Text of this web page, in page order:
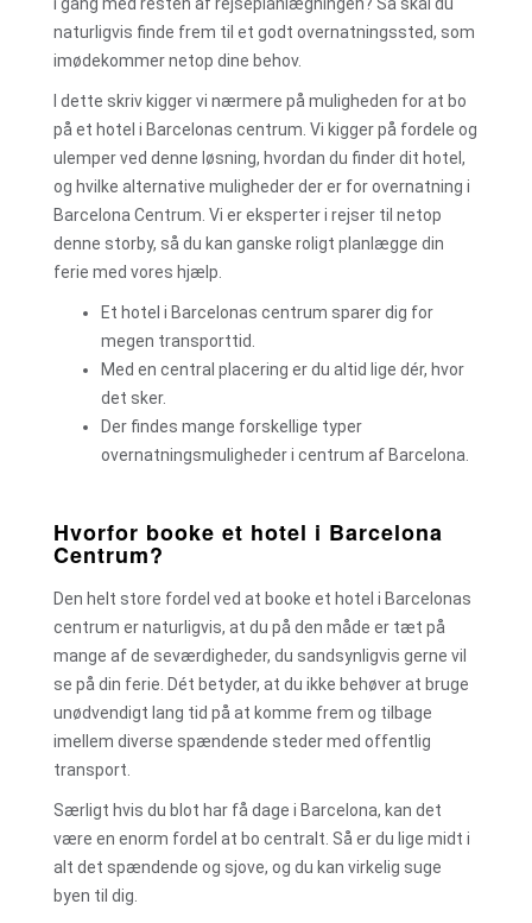
i gang med resten af rejseplanlægningen? Så skal du
naturligvis finde frem til et godt overnatningssted, som
imødekommer netop dine behov.
I dette skriv kigger vi nærmere på muligheden for at bo
på et hotel i Barcelonas centrum. Vi kigger på fordele og
ulemper ved denne løsning, hvordan du finder dit hotel,
og hvilke alternative muligheder der er for overnatning i
Barcelona Centrum. Vi er eksperter i rejser til netop
denne storby, så du kan ganske roligt planlægge din
ferie med vores hjælp.
Et hotel i Barcelonas centrum sparer dig for
megen transporttid.
Med en central placering er du altid lige dér, hvor
det sker.
Der findes mange forskellige typer
overnatningsmuligheder i centrum af Barcelona.
Hvorfor booke et hotel i Barcelona
Centrum?
Den helt store fordel ved at booke et hotel i Barcelonas
centrum er naturligvis, at du på den måde er tæt på
mange af de seværdigheder, du sandsynligvis gerne vil
se på din ferie. Dét betyder, at du ikke behøver at bruge
unødvendigt lang tid på at komme frem og tilbage
imellem diverse spændende steder med offentlig
transport.
Særligt hvis du blot har få dage i Barcelona, kan det
være en enorm fordel at bo centralt. Så er du lige midt i
alt det spændende og sjove, og du kan virkelig suge
byen til dig.